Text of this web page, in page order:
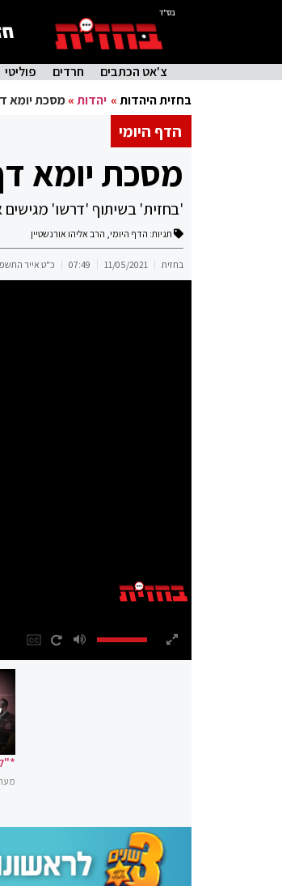
בס"ד
צ'אט הכתבים חרדים פוליטי
בחזית היהדות» יהדות»מסכת יומא
הדף היומי
מסכת יומא
'בחזית' בשיתוף 'דרשו' מגישים
תגיות: הדף היומי, הרב אליהו אורנשטיין
בחזית 11/05/2021
07:49 כ"ט אייר